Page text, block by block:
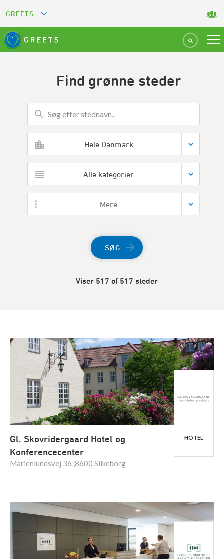
GREETS
GREEN KEY
GREEN TOURISM ORGANIZATION
GREEN CAMPING
GREEN ATTRACTION
Find grønne steder
Hele Danmark
Alle kategorier
Mere
SØG
Viser 517 of 517 steder
Gl. Skovridergaard Hotel og
Konferencecenter
Marienlundsvej 36 ,8600 Silkeborg
HOTEL